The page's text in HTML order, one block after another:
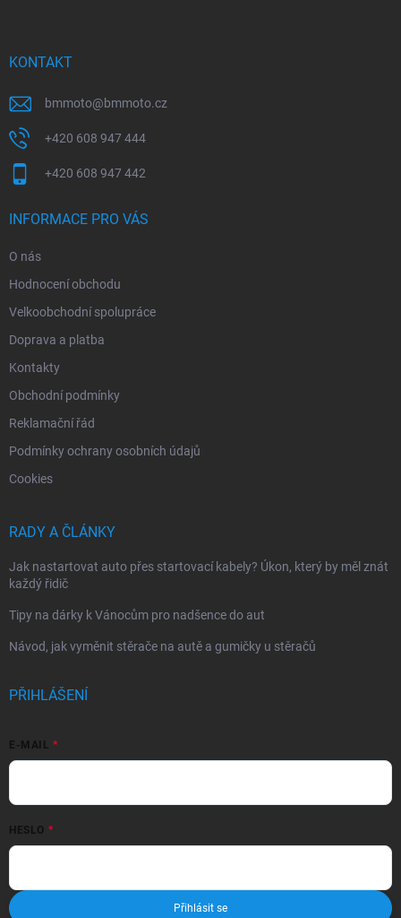
KONTAKT
bmmoto@bmmoto.cz
+420 608 947 444
+420 608 947 442
INFORMACE PRO VÁS
O nás
Hodnocení obchodu
Velkoobchodní spolupráce
Doprava a platba
Kontakty
Obchodní podmínky
Reklamační řád
Podmínky ochrany osobních údajů
Cookies
RADY A ČLÁNKY
Jak nastartovat auto přes startovací kabely? Úkon, který by měl znát
každý řidič
Tipy na dárky k Vánocům pro nadšence do aut
Návod, jak vyměnit stěrače na autě a gumičky u stěračů
PŘIHLÁŠENÍ
E-MAIL
HESLO
Přihlásit se